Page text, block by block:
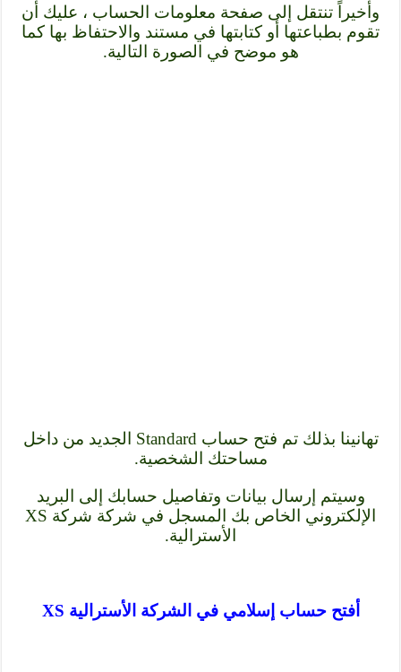
وأخيراً تنتقل إلى صفحة معلومات الحساب ، عليك أن
تقوم بطباعتها أو كتابتها في مستند والاحتفاظ بها كما
هو موضح في الصورة التالية.
تهانينا بذلك تم فتح حساب Standard الجديد من داخل
مساحتك الشخصية.
وسيتم إرسال بيانات وتفاصيل حسابك إلى البريد
الإلكتروني الخاص بك المسجل في شركة شركة XS
الأسترالية.
أفتح حساب إسلامي في الشركة الأسترالية XS